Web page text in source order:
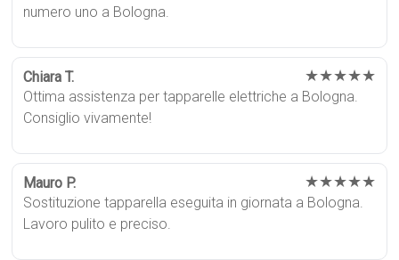
numero uno a Bologna.
Chiara T. ★★★★★
Ottima assistenza per tapparelle elettriche a Bologna.
Consiglio vivamente!
Mauro P. ★★★★★
Sostituzione tapparella eseguita in giornata a Bologna.
Lavoro pulito e preciso.